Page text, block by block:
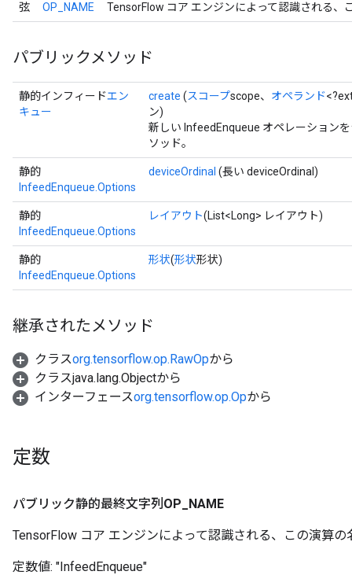
弦 OP_NAME TensorFlow コア エンジンによって認識される、
パブリックメソッド
静的インフィードエン
キュー
create (スコープscope、 オペランド
ン)
新しい InfeedEnqueue オペレーション
ソッド。
静的
InfeedEnqueue.Options
deviceOrdinal (長い deviceOrdinal)
静的
InfeedEnqueue.Options
レイアウト(List<Long> レイアウト)
静的
InfeedEnqueue.Options
形状(形状形状)
継承されたメソッド
クラスorg.tensorflow.op.RawOpから
クラスjava.lang.Objectから
インターフェースorg.tensorflow.op.Opから
定数
パブリック静的最終文字列OP NAME
TensorFlow コア エンジンによって認識される、この演算の
定数値: "InfeedEnqueue"